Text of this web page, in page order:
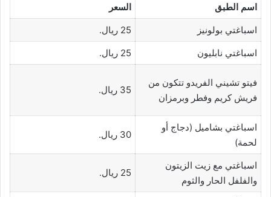
اسم الطبق
السعر
اسباغتي بولونيز
25 ريال.
اسباغتي نابليون
25 ريال.
فيتو تشيني الفريدو تتكون من
فريش كريم وفطر وبرمزان
35 ريال.
اسباغتي بشاميل (دجاج أو
لحمة)
30 ريال.
اسباغتي مع زيت الزيتون
والفلفل الحار والثوم
25 ريال.